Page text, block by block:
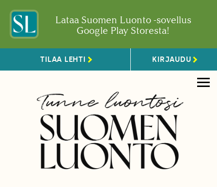
Lataa Suomen Luonto -sovellus
Google Play Storesta!
TILAA LEHTI KIRJAUDU